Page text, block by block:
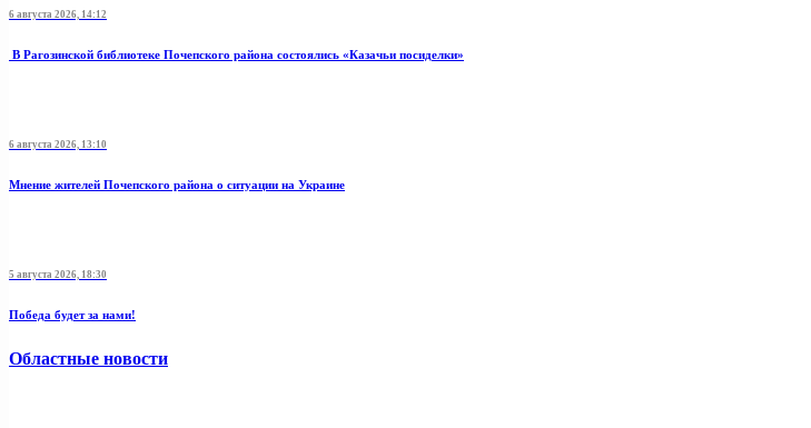
6 августа 2026, 14:12
В Рагозинской библиотеке Почепского района состоялись «Казачьи посиделки»
6 августа 2026, 13:10
Мнение жителей Почепского района о ситуации на Украине
5 августа 2026, 18:30
Победа будет за нами!
Областные новости